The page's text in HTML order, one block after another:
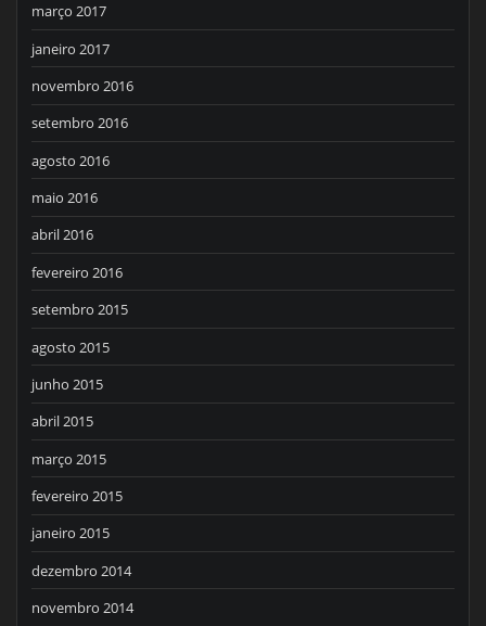
março 2017
janeiro 2017
novembro 2016
setembro 2016
agosto 2016
maio 2016
abril 2016
fevereiro 2016
setembro 2015
agosto 2015
junho 2015
abril 2015
março 2015
fevereiro 2015
janeiro 2015
dezembro 2014
novembro 2014